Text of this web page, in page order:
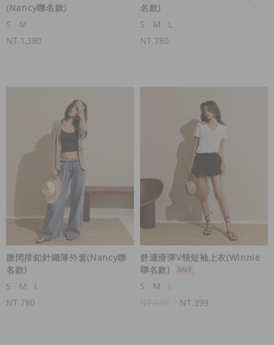
(Nancy聯名款)
S
M
NT.1,380
名款)
S
M
L
NT.780
微閃排釦針織薄外套(Nancy聯
名款)
S
M
L
NT.780
舒適滑彈V領短袖上衣(Winnie
聯名款)
S
M
NT.399